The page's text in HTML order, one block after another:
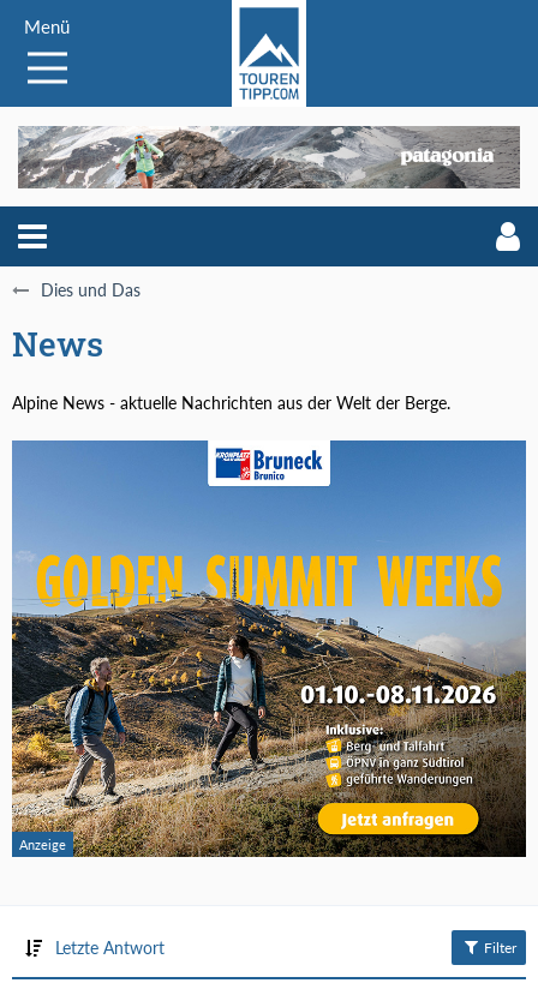
Menü
Dies und Das
News
Alpine News - aktuelle Nachrichten aus der Welt der Berge.
Letzte Antwort Filter